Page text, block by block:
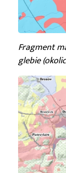
Fragment
glebie